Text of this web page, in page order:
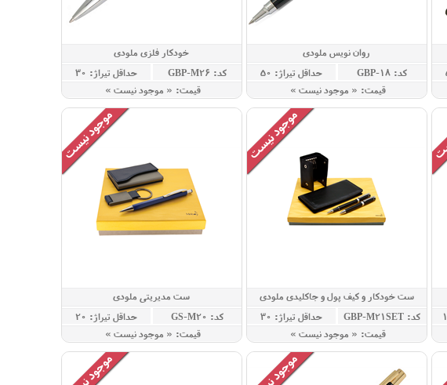
روان نویس ملودی
کد: GBP-18
حداقل تيراژ: 50
قيمت: « موجود نيست »
خودکار فلزی ملودی
کد: GBP-M26
حداقل تيراژ: 30
قيمت: « موجود نيست »
ست خودکار و کیف پول و جاکلیدی ملودی
کد: GBP-M21SET
حداقل تيراژ: 30
قيمت: « موجود نيست »
ست مدیریتی ملودی
کد: GS-M20
حداقل تيراژ: 20
قيمت: « موجود نيست »